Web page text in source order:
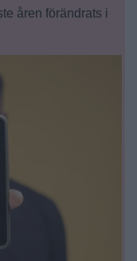
åren förändrats i